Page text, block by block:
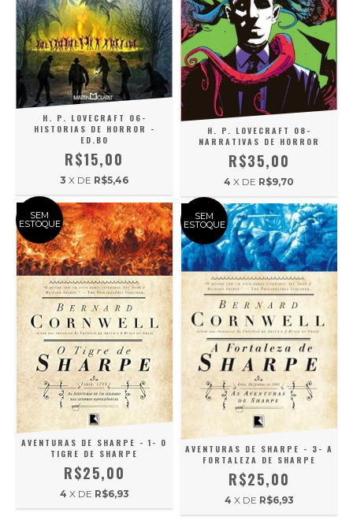
H. P. LOVECRAFT 06-
HISTORIAS DE HORROR -
ED.BO
R$15,00
3 X DE R$5,46
H. P. LOVECRAFT 08-
NARRATIVAS DE HORROR
R$35,00
4 X DE R$9,70
SEM
ESTOQUE
AVENTURAS DE SHARPE - 1- O
TIGRE DE SHARPE
R$25,00
4 X DE R$6,93
SEM
ESTOQUE
AVENTURAS DE SHARPE - 3- A
FORTALEZA DE SHARPE
R$25,00
4 X DE R$6,93